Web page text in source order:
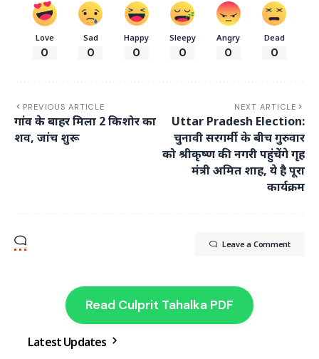
Love
0
Sad
0
Happy
0
Sleepy
0
Angry
0
Dead
0
PREVIOUS ARTICLE
गांव के बाहर मिला 2 किशोर का
शव, जांच शुरू
NEXT ARTICLE
Uttar Pradesh Election:
चुनावी सरगर्मी के बीच गुरुवार
को श्रीकृष्ण की नगरी पहुंचेंगे गृह
मंत्री अमित शाह, ये है पूरा
कार्यक्रम
Leave a Comment
Read Culprit Tahalka PDF
Latest Updates